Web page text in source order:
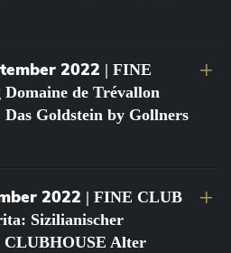
2022 | FINE
de Trévallon
Goldstein by Gollners
2022 | FINE CLUB
Sizilianischer
CLUBHOUSE Alter